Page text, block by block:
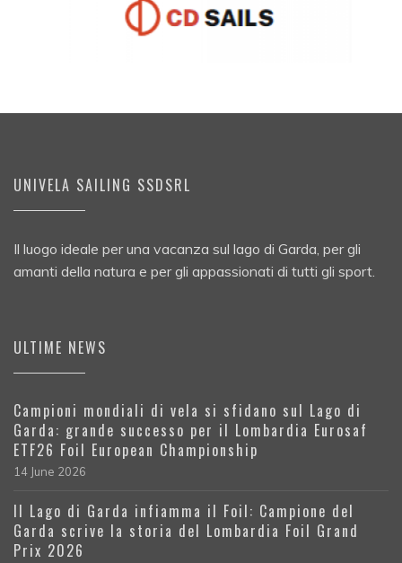
UNIVELA SAILING SSDSRL
Il luogo ideale per una vacanza sul lago di Garda, per gli
amanti della natura e per gli appassionati di tutti gli sport.
ULTIME NEWS
Campioni mondiali di vela si sfidano sul Lago di
Garda: grande successo per il Lombardia Eurosaf
ETF26 Foil European Championship
14 June 2026
Il Lago di Garda infiamma il Foil: Campione del
Garda scrive la storia del Lombardia Foil Grand
Prix 2026